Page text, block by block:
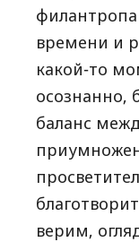
времени и
какой-то
осознанно,
баланс
верим,